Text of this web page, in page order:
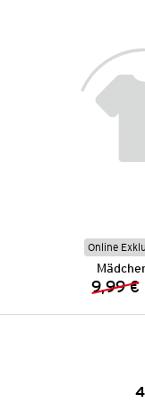
Online
9,99 €